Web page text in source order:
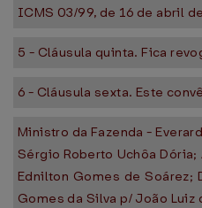
ICMS 03/99, de 16 de abril
5 - Cláusula quinta. Fica
6 - Cláusula sexta. Este
Ministro da Fazenda -
Sérgio Roberto Uchôa
Ednilton Gomes de
Gomes da Silva p/ João